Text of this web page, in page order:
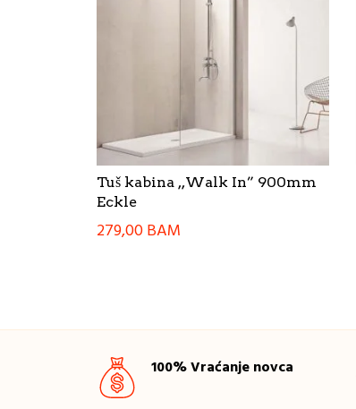
Tuš kabina ,,Walk In” 900mm
Eckle
279,00BAM
100% Vraćanje novca